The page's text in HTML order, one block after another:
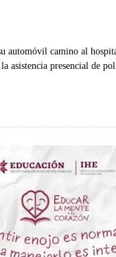
automóvil camino al
asistencia presencial de